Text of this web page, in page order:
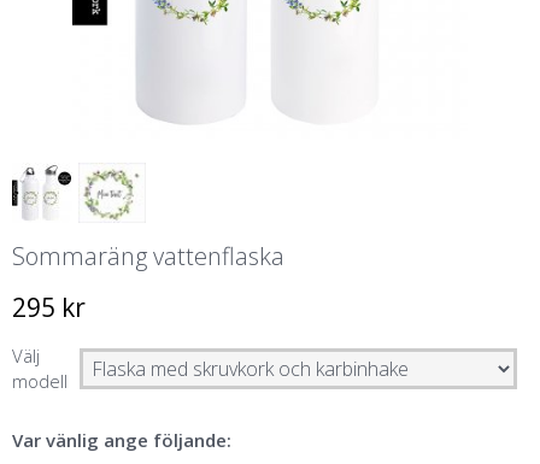
Sommaräng vattenflaska
295 kr
Välj
modell
Var vänlig ange följande: